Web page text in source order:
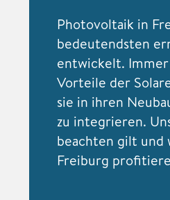
Photovoltaik in
bedeutendsten
entwickelt.
Vorteile der
sie in ihren
zu integrieren.
beachten gilt und
Freiburg